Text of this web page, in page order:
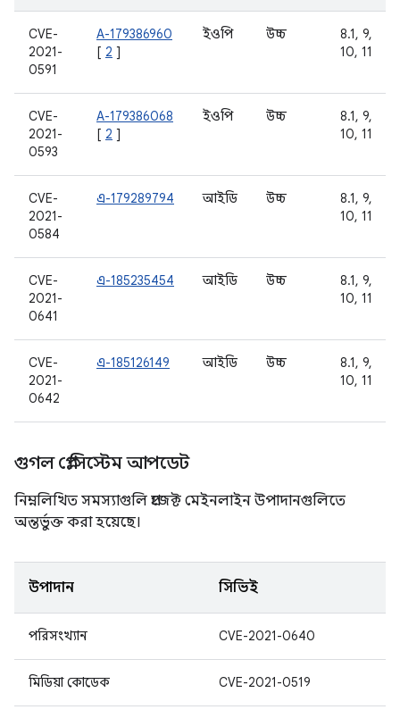
CVE-
2021-
0591
A-179386960
[ 2 ]
ইওপি উচ্চ
8.1, 9,
10, 11
CVE-
2021-
0593
A-179386068
[ 2 ]
ইওপি উচ্চ
8.1, 9,
10, 11
CVE-
2021-
0584
এ-179289794 আইডি উচ্চ
8.1, 9,
10, 11
CVE-
2021-
0641
এ-185235454 আইডি উচ্চ
8.1, 9,
10, 11
CVE-
2021-
0642
এ-185126149 আইডি উচ্চ
8.1, 9,
10, 11
গুগল প্লে সিস্টেম আপডেট
নিম্নলিখিত সমস্যাগুলি প্রজেক্ট মেইনলাইন উপাদানগুলিতে
অন্তর্ভুক্ত করা হয়েছে।
উপাদান সিভিই
পরিসংখ্যান CVE-2021-0640
মিডিয়া কোডেক CVE-2021-0519